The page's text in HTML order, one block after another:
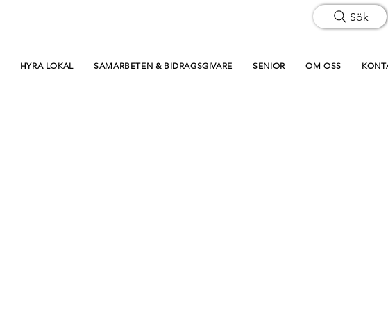
Sök
HYRA LOKAL SAMARBETEN & BIDRAGSGIVARE SENIOR OM OSS